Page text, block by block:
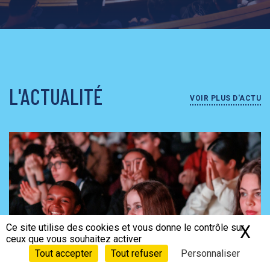
L'ACTUALITÉ VOIR PLUS D'ACTU
Ce site utilise des cookies et vous donne le contrôle sur
ceux que vous souhaitez activer
Tout accepter
Tout refuser Personnaliser
X